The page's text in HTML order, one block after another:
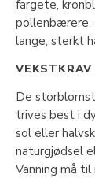
fargete,
pollenbærere.
lange, sterkt
De
trives best i
sol eller
naturgjødsel
Vanning må